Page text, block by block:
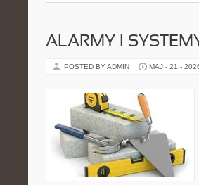
ALARMY I
POSTED BY ADMIN MAJ - 21 -